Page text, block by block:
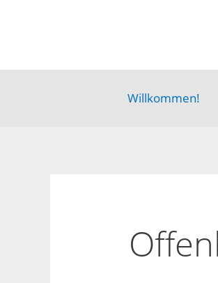
Willkommen!